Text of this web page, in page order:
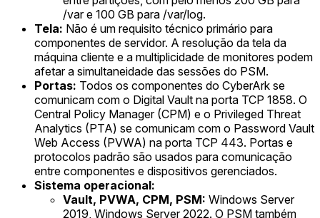
/var e 100 GB para /var/log.
Tela: Não é um requisito técnico primário para
componentes de servidor. A resolução da tela da
máquina cliente e a multiplicidade de monitores podem
afetar a simultaneidade das sessões do PSM.
Portas: Todos os componentes do CyberArk se
comunicam com o Digital Vault na porta TCP 1858. O
Central Policy Manager (CPM) e o Privileged Threat
Analytics (PTA) se comunicam com o Password Vault
Web Access (PVWA) na porta TCP 443. Portas e
protocolos padrão são usados para comunicação
entre componentes e dispositivos gerenciados.
Sistema operacional:
Vault, PVWA, CPM, PSM: Windows Server
2019, Windows Server 2022. O PSM também